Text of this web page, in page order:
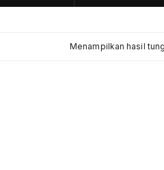
Menampilkan hasil